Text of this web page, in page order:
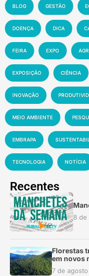
BLOG GESTÃO
DOENÇA DICA
FEIRA EXPO
EXPOSIÇÃO CIÊNCIA
INOVAÇÃO
MEIO AMBIENTE
EMBRAPA
TECNOLOGIA NOTÍCIA
Recentes
8 de
Florestas
em novos
7 de